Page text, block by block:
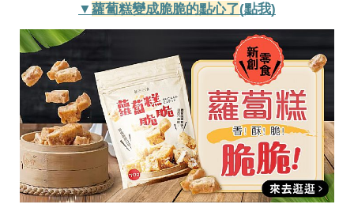
購
首
頁
關
於
歡
迎
投
稿
▼蘿蔔糕變成脆脆的點心了(點我)